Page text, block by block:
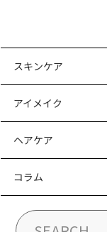
スキンケア
アイメイク
ヘアケア
コラム